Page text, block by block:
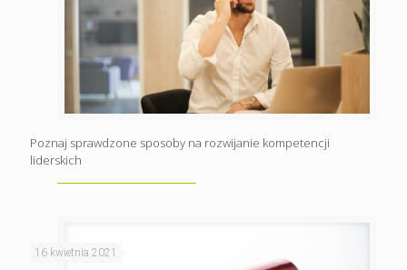
Poznaj sprawdzone sposoby na rozwijanie kompetencji
liderskich
16 kwietnia 2021